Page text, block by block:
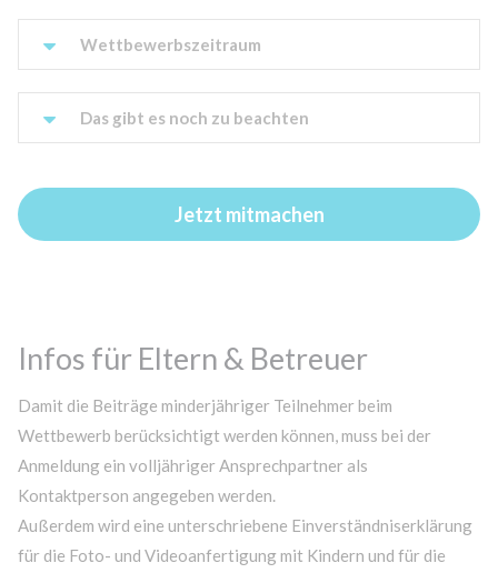
Wettbewerbszeitraum
Das gibt es noch zu beachten
Jetzt mitmachen
Infos für Eltern & Betreuer
Damit die Beiträge minderjähriger Teilnehmer beim
Wettbewerb berücksichtigt werden können, muss bei der
Anmeldung ein volljähriger Ansprechpartner als
Kontaktperson angegeben werden.
Außerdem wird eine unterschriebene Einverständniserklärung
für die Foto- und Videoanfertigung mit Kindern und für die